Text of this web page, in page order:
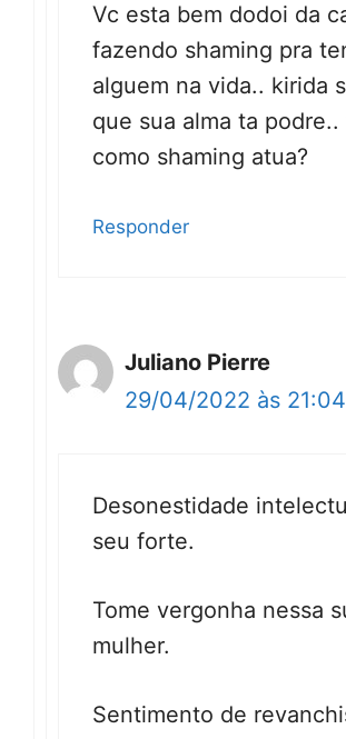
Vc esta bem dodoi da
fazendo shaming pra
alguem na vida.. kirida
que sua alma ta podre..
como shaming atua?
Responder
Juliano Pierre
29/04/2022 às 21:04
Desonestidade
seu forte.
Tome vergonha nessa
mulher.
Sentimento de